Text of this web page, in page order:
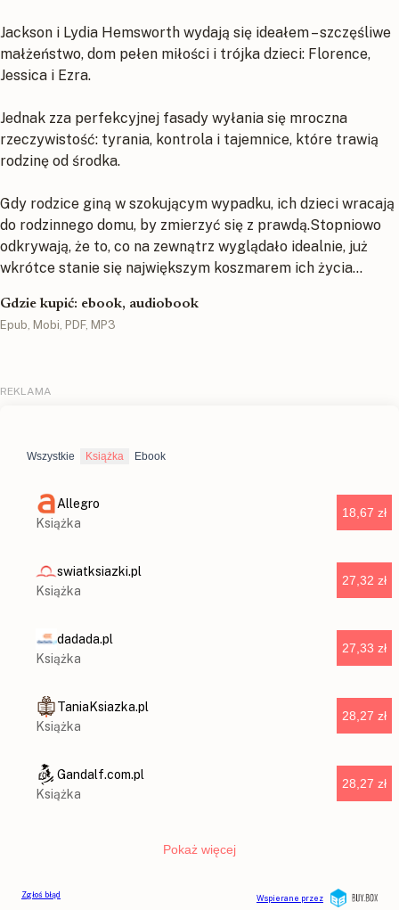
Jackson i Lydia Hemsworth wydają się ideałem – szczęśliwe
małżeństwo, dom pełen miłości i trójka dzieci: Florence,
Jessica i Ezra.
Jednak zza perfekcyjnej fasady wyłania się mroczna
rzeczywistość: tyrania, kontrola i tajemnice, które trawią
rodzinę od środka.
Gdy rodzice giną w szokującym wypadku, ich dzieci wracają
do rodzinnego domu, by zmierzyć się z prawdą.Stopniowo
odkrywają, że to, co na zewnątrz wyglądało idealnie, już
wkrótce stanie się największym koszmarem ich życia…
Gdzie kupić: ebook, audiobook
Epub, Mobi, PDF, MP3